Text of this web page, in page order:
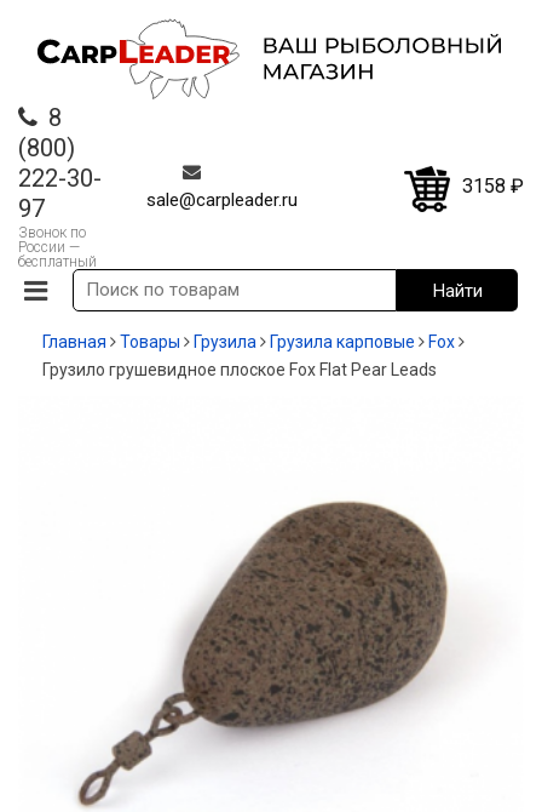
8
(800)
222-30-
97
Звонок по
России —
бесплатный
sale@carpleader.ru
3158 ₽
Главная Товары Грузила Грузила карповые
Fox
Грузило грушевидное плоское Fox Flat Pear Leads